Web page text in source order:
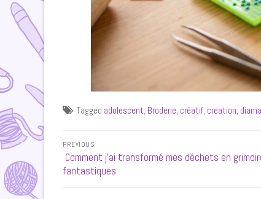
Tagged adolescent, Broderie, créatif, creation,
Navigation
de
l’article
PREVIOUS
Previous
post:
Comment j’ai transformé mes déchets en
fantastiques